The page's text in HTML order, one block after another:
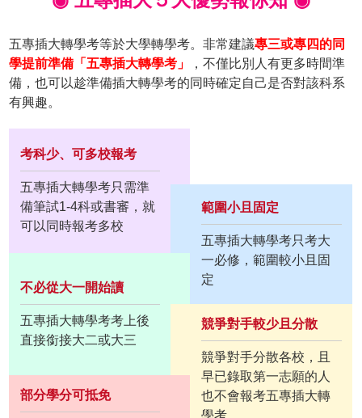
五專插大轉學考等於大學轉學考。非常建議專三或專四的同
學提前準備「五專插大轉學考」
，不僅比別人有更多時間準
備，也可以趁準備插大轉學考的同時確定自己是否對該科系
有興趣。
考科少、可多校報考
五專插大轉學考只需準
備筆試1-4科或書審，就
可以同時報考多校
範圍小且固定
五專插大轉學考只考大
一必修，範圍較小且固
定
不必從大一開始讀
五專插大轉學考考上後
直接銜接大二或大三
競爭對手較少且分散
競爭對手分散各校，且
早已錄取第一志願的人
也不會報考五專插大轉
部分學分可抵免